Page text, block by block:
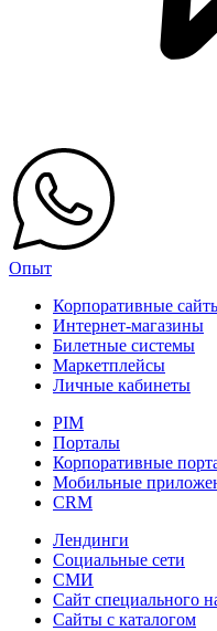
Опыт
Корпоративные
Интернет-магазины
Билетные системы
Маркетплейсы
Личные кабинеты
PIM
Порталы
Корпоративные
Мобильные
CRM
Лендинги
Социальные сети
СМИ
Сайт специального
Сайты с каталогом